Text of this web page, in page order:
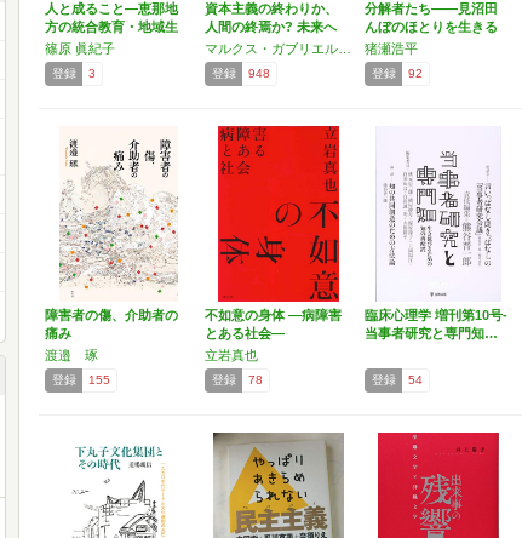
人と成ること―恵那地
方の統合教育・地域生
活運…
篠原 眞紀子
登録 3
資本主義の終わりか、
人間の終焉か? 未来へ
の…
登録 948
分解者たち――見沼田
んぼのほとりを生きる
猪瀬浩平
登録 92
障害者の傷、介助者の
痛み
渡邉 琢
登録 155
不如意の身体 ―病障害
とある社会―
立岩真也
登録 78
臨床心理学 増刊第10号-
当事者研究と専門知…
登録 54